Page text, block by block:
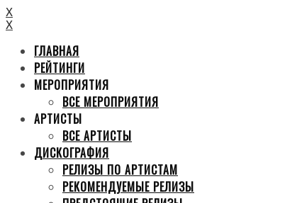
X
X
ГЛАВНАЯ
РЕЙТИНГИ
МЕРОПРИЯТИЯ
ВСЕ МЕРОПРИЯТИЯ
АРТИСТЫ
ВСЕ АРТИСТЫ
ДИСКОГРАФИЯ
РЕЛИЗЫ ПО АРТИСТАМ
РЕКОМЕНДУЕМЫЕ РЕЛИЗЫ